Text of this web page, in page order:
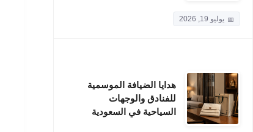
يوليو 19, 2026
هدايا الضيافة الموسمية
للفنادق والوجهات
السياحية في السعودية